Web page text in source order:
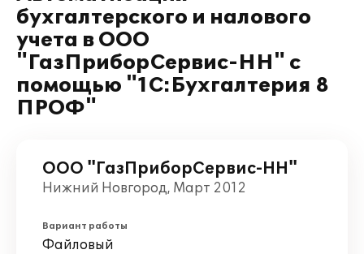
бухгалтерского и налового
учета в ООО
"ГазПриборСервис-НН" с
помощью "1C:Бухгалтерия 8
ПРОФ"
ООО "ГазПриборСервис-НН"
Нижний Новгород, Март 2012
Вариант работы
Файловый